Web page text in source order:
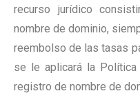
recurso jurídico
nombre de dominio,
reembolso de las tasas
se le aplicará la
registro de nombre de